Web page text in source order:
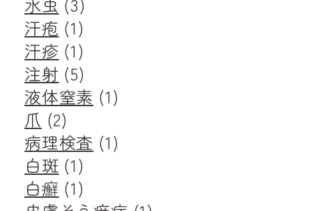
汗疱 (1)
汗疹 (1)
注射 (5)
液体窒素 (1)
爪 (2)
病理検査 (1)
白斑 (1)
白癬 (1)